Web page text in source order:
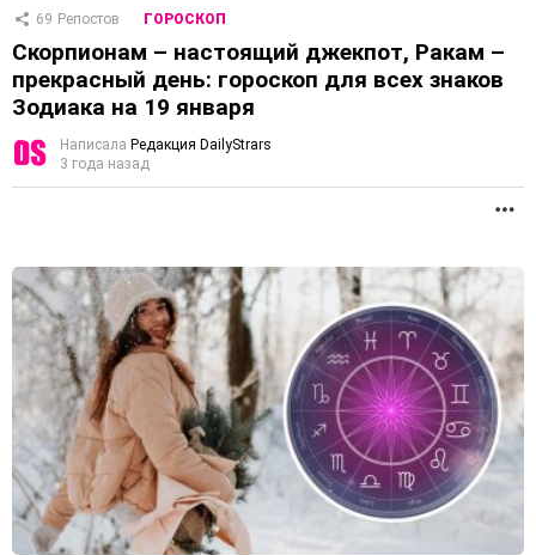
69 Репостов ГОРОСКОП
Скорпионам – настоящий джекпот, Ракам –
прекрасный день: гороскоп для всех знаков
Зодиака на 19 января
Написала Редакция DailyStrars
3 года назад